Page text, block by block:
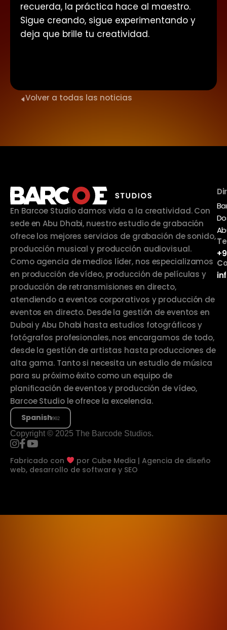
recuerda, la práctica hace al maestro.
Sigue creando, sigue experimentando y
deja que brille tu creatividad.
Volver a todas las noticias
En Barcoe Studio damos vida a la creatividad. Con
sede en Abu Dhabi, nuestro estudio de grabación
ofrece los mejores servicios de grabación de sonido,
producción musical y producción audiovisual.
Como agencia de medios líder, nos especializamos
en producción de vídeo, producción de películas y
producción de retransmisiones en directo,
atendiendo a eventos corporativos y producción de
eventos en directo. Desde la gestión de eventos en
Dubai y Abu Dhabi hasta estudios fotográficos y
fotógrafos profesionales, nos encargamos de todo,
desde la gestión de artistas hasta producciones de
alta gama. Tanto si necesita un estudio de música
para su próximo éxito como un equipo de
planificación de eventos y producción de vídeo,
Barcoe Studio le ofrece la excelencia.
Spanish
Copyright © 2025 The Barcode Studios.
Fabricado con por Cube Media | Agencia de diseño
web, desarrollo de software y SEO